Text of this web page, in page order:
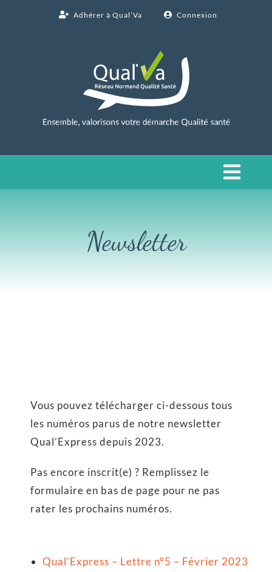
Adhérer à Qual’Va Connexion
Travaillons ensemble
Rechercher:
Newsletter
Vous pouvez télécharger ci-dessous tous
les numéros parus de notre newsletter
Qual’Express depuis 2023.
Pas encore inscrit(e) ? Remplissez le
formulaire en bas de page pour ne pas
rater les prochains numéros.
Qual’Express – Lettre n°5 – Février 2023